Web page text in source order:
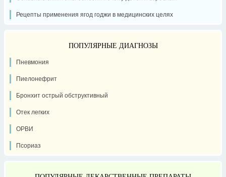
Рецепты применения ягод годжи в медицинских целях
ПОПУЛЯРНЫЕ ДИАГНОЗЫ
Пневмония
Пиелонефрит
Бронхит острый обструктивный
Отек легких
ОРВИ
Псориаз